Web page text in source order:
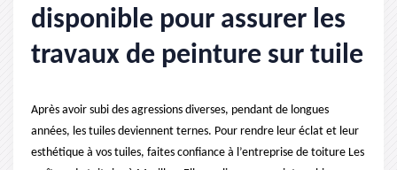
disponible pour assurer les
travaux de peinture sur tuile
Après avoir subi des agressions diverses, pendant de longues
années, les tuiles deviennent ternes. Pour rendre leur éclat et leur
esthétique à vos tuiles, faites confiance à l’entreprise de toiture Les